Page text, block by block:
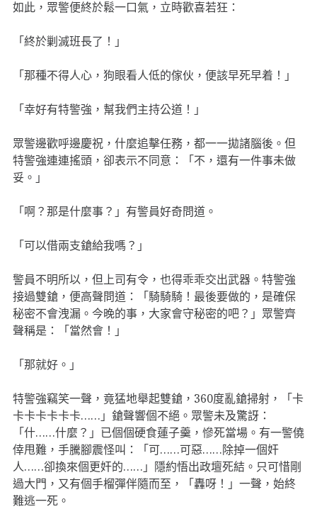
如此，眾警便終於鬆一口氣，立時歡喜若狂：
「終於剿滅班長了！」
「那種不得人心，狗眼看人低的傢伙，便該早死早着！」
「幸好有特警強，幫我們主持公道！」
眾警邊歡呼邊慶祝，什麼追擊任務，都一一拋諸腦後。但
特警強連連搖頭，卻表示不同意：「不，還有一件事未做
妥。」
「啊？那是什麼事？」有警員好奇問道。
「可以借兩支鎗給我嗎？」
警員不明所以，但上司有令，也得乖乖交出武器。特警強
接過雙鎗，便高聲問道：「騎騎騎！最後要做的，是確保
秘密不會洩漏。今晚的事，大家會守秘密的吧？」眾警齊
聲稱是：「當然會！」
「那就好。」
特警強竊笑一聲，竟猛地舉起雙鎗，360度亂鎗掃射，「卡
卡卡卡卡卡卡……」鎗聲響個不絕。眾警未及驚訝：
「什……什麼？」已個個硬食蓮子羹，慘死當場。有一警僥
倖甩難，手騰腳震怪叫：「可……可惡……除掉一個奸
人……卻換來個更奸的……」隱約悟出政壇死結。只可惜剛
過大門，又有個手榴彈伴隨而至，「轟呀！」一聲，始終
難逃一死。